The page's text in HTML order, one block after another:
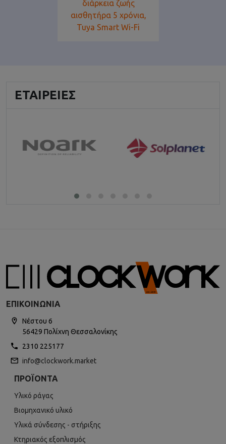
διάρκεια ζωής
αισθητήρα 5 χρόνια,
Tuya Smart Wi-Fi
ΕΤΑΙΡΕΊΕΣ
ΕΠΙΚΟΙΝΩΝΊΑ
Νέστου 6
56429 Πολίχνη Θεσσαλονίκης
2310 225177
info@clockwork.market
ΠΡΟΪΌΝΤΑ
Υλικό ράγας
Βιομηχανικό υλικό
Υλικά σύνδεσης - στήριξης
Κτηριακός εξοπλισμός